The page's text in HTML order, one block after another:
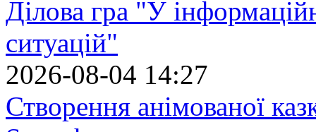
Ділова гра "У
ситуацій"
2026-08-04 14:27
Створення анімованої